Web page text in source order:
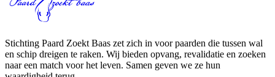
Stichting Paard Zoekt Baas zet zich in voor paarden die tussen wal
en schip dreigen te raken. Wij bieden opvang, revalidatie en zoeken
naar een match voor het leven. Samen geven we ze hun